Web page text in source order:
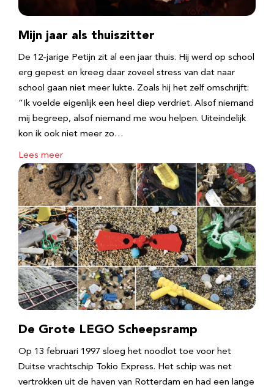
Mijn jaar als thuiszitter
De 12-jarige Petijn zit al een jaar thuis. Hij werd op school
erg gepest en kreeg daar zoveel stress van dat naar
school gaan niet meer lukte. Zoals hij het zelf omschrijft:
“Ik voelde eigenlijk een heel diep verdriet. Alsof niemand
mij begreep, alsof niemand me wou helpen. Uiteindelijk
kon ik ook niet meer zo…
Lees meer
De Grote LEGO Scheepsramp
Op 13 februari 1997 sloeg het noodlot toe voor het
Duitse vrachtschip Tokio Express. Het schip was net
vertrokken uit de haven van Rotterdam en had een lange